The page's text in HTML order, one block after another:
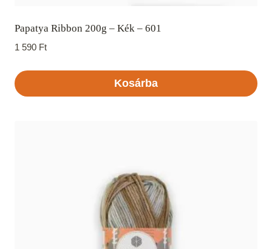
Papatya Ribbon 200g – Kék – 601
1 590 Ft
Kosárba